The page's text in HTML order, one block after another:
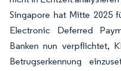
Singapore hat Mitte 2025
Electronic Deferred
Banken nun verpflichtet,
Betrugserkennung